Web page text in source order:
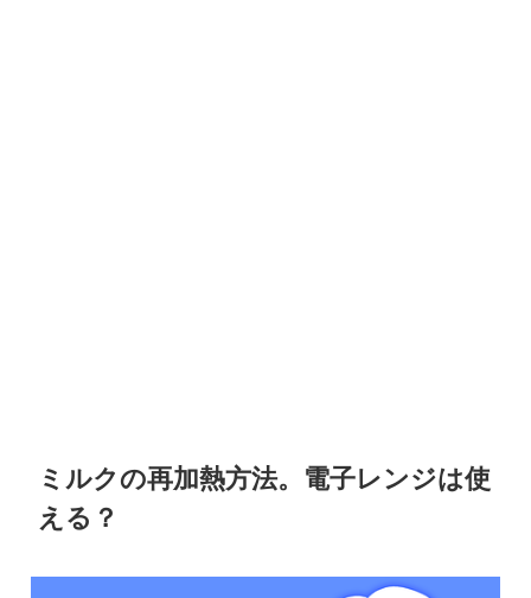
ミルクの再加熱方法。電子レンジは使
える？